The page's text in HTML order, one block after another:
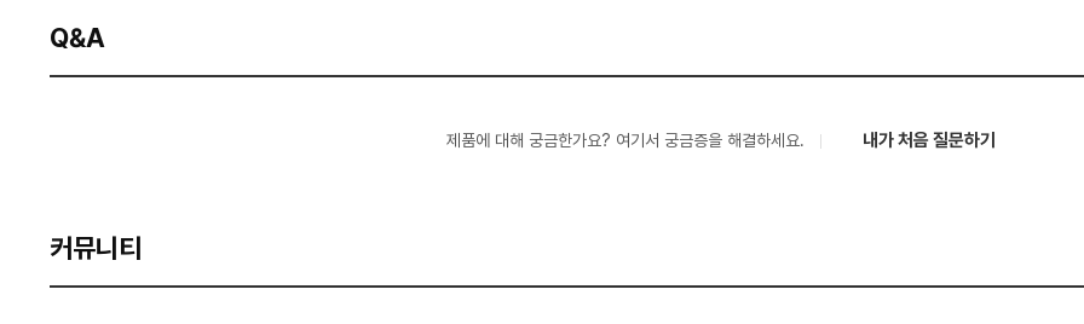
Q&A
제품에 대해 궁금한가요? 여기서 궁금증을 해결하세요. 내가 처음 질문하기
커뮤니티